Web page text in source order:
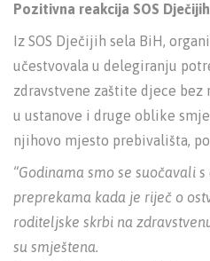
Pozitivna reakcija SOS
Iz SOS Dječijih sela BiH,
učestvovala u delegiranju
zdravstvene zaštite djece
u ustanove i druge oblike
njihovo mjesto prebivališta,
“Godinama smo se suočavali
preprekama kada je riječ o
roditeljske skrbi na
su smještena.